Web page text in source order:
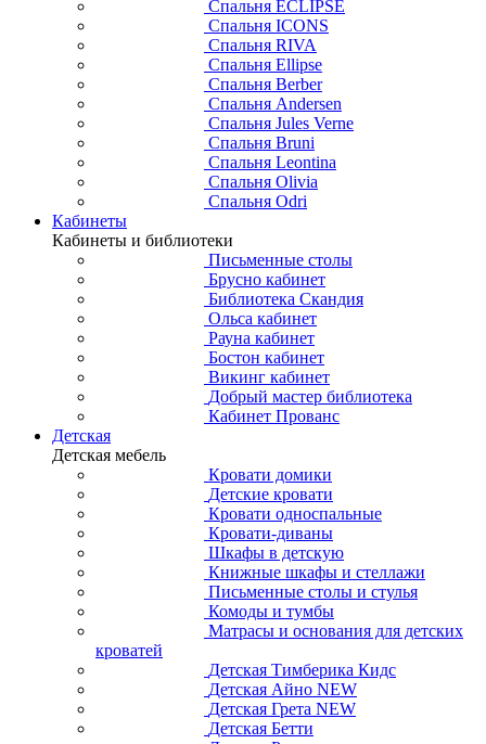
Спальня ECLIPSE
Спальня ICONS
Спальня RIVA
Спальня Ellipse
Спальня Berber
Спальня Andersen
Спальня Jules Verne
Спальня Bruni
Спальня Leontina
Спальня Olivia
Спальня Odri
Кабинеты
Кабинеты и библиотеки
Письменные столы
Брусно кабинет
Библиотека Скандия
Ольса кабинет
Рауна кабинет
Бостон кабинет
Викинг кабинет
Добрый мастер библиотека
Кабинет Прованс
Детская
Детская мебель
Кровати домики
Детские кровати
Кровати односпальные
Кровати-диваны
Шкафы в детскую
Книжные шкафы и стеллажи
Письменные столы и стулья
Комоды и тумбы
Матрасы и основания для детских
кроватей
Детская Тимберика Кидс
Детская Айно NEW
Детская Грета NEW
Детская Бетти